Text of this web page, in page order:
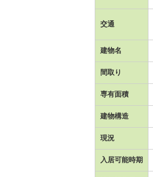
交通
建物名
間取り
専有面積
建物構造
現況
入居可能時期